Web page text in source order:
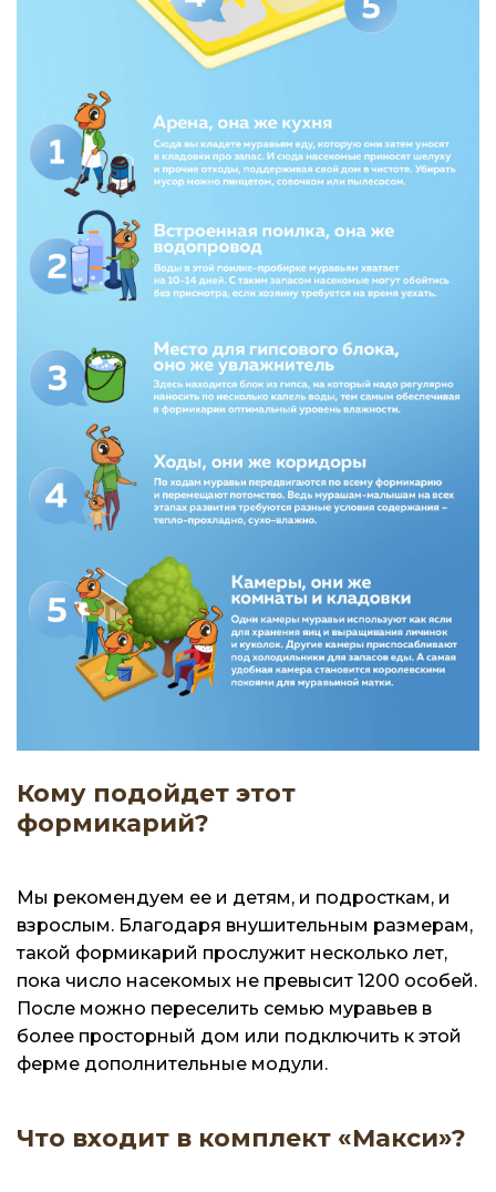
Кому подойдет этот
формикарий?
Мы рекомендуем ее и детям, и подросткам, и
взрослым. Благодаря внушительным размерам,
такой формикарий прослужит несколько лет,
пока число насекомых не превысит 1200 особей.
После можно переселить семью муравьев в
более просторный дом или подключить к этой
ферме дополнительные модули.
Что входит в комплект «Макси»?